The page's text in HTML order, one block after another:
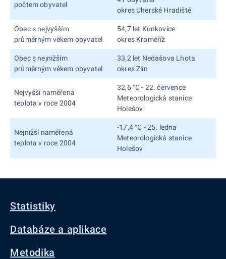
počtem obyvatel
okres Uherské Hradiště
Obec s nejvyšším
průměrným věkem obyvatel
54,7 let Kunkovice
okres Kroměříž
Obec s nejnižším
průměrným věkem obyvatel
33,2 let Nedašova Lhota
okres Zlín
Nejvyšší naměřená
teplota v roce 2004
32,6 °C - 22. července
Meteorologická stanice
Holešov
Nejnižší naměřená
teplota v roce 2004
-17,4 °C - 25. ledna
Meteorologická stanice
Holešov
Statistiky
Databáze a aplikace
Metodika